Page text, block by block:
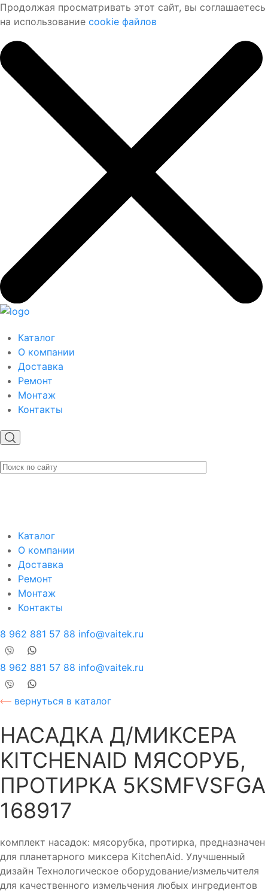
Продолжая просматривать этот сайт, вы соглашаетесь
на использование cookie файлов
Каталог
О компании
Доставка
Ремонт
Монтаж
Контакты
Каталог
О компании
Доставка
Ремонт
Монтаж
Контакты
8 962 881 57 88 info@vaitek.ru
8 962 881 57 88 info@vaitek.ru
вернуться в каталог
НАСАДКА Д/МИКСЕРА
KITCHENAID МЯСОРУБ,
ПРОТИРКА 5KSMFVSFGA
168917
комплект насадок: мясорубка, протирка, предназначен
для планетарного миксера KitchenAid. Улучшенный
дизайн Технологическое оборудование/измельчителя
для качественного измельчения любых ингредиентов